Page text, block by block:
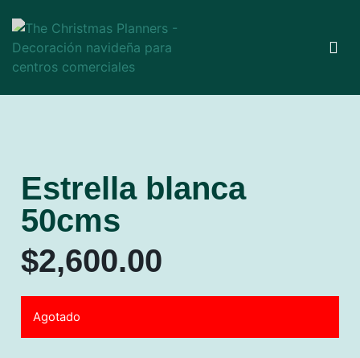
Estrella blanca
50cms
$2,600.00
Agotado